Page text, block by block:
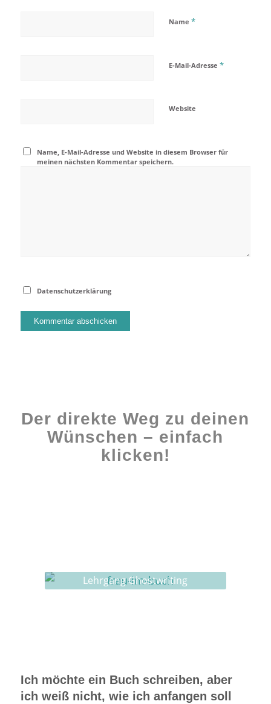
Name *
E-Mail-Adresse *
Website
Name, E-Mail-Adresse und Website in diesem Browser für
meinen nächsten Kommentar speichern.
Datenschutzerklärung
Der direkte Weg zu deinen
Wünschen – einfach
klicken!
Lehrgang Ghostwriting
Ich möchte ein Buch schreiben, aber
ich weiß nicht, wie ich anfangen soll